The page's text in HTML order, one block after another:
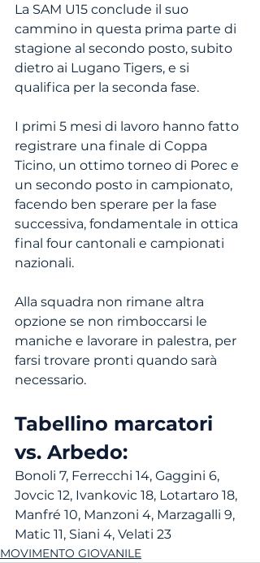
La SAM U15 conclude il suo
cammino in questa prima parte di
stagione al secondo posto, subito
dietro ai Lugano Tigers, e si
qualifica per la seconda fase.
I primi 5 mesi di lavoro hanno fatto
registrare una finale di Coppa
Ticino, un ottimo torneo di Porec e
un secondo posto in campionato,
facendo ben sperare per la fase
successiva, fondamentale in ottica
final four cantonali e campionati
nazionali.
Alla squadra non rimane altra
opzione se non rimboccarsi le
maniche e lavorare in palestra, per
farsi trovare pronti quando sarà
necessario.
Tabellino marcatori
vs. Arbedo:
Bonoli 7, Ferrecchi 14, Gaggini 6,
Jovcic 12, Ivankovic 18, Lotartaro 18,
Manfré 10, Manzoni 4, Marzagalli 9,
Matic 11, Siani 4, Velati 23
MOVIMENTO GIOVANILE